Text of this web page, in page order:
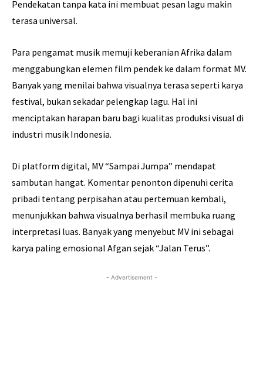
Pendekatan tanpa kata ini membuat pesan lagu makin
terasa universal.
Para pengamat musik memuji keberanian Afrika dalam
menggabungkan elemen film pendek ke dalam format MV.
Banyak yang menilai bahwa visualnya terasa seperti karya
festival, bukan sekadar pelengkap lagu. Hal ini
menciptakan harapan baru bagi kualitas produksi visual di
industri musik Indonesia.
Di platform digital, MV “Sampai Jumpa” mendapat
sambutan hangat. Komentar penonton dipenuhi cerita
pribadi tentang perpisahan atau pertemuan kembali,
menunjukkan bahwa visualnya berhasil membuka ruang
interpretasi luas. Banyak yang menyebut MV ini sebagai
karya paling emosional Afgan sejak “Jalan Terus”.
- Advertisement -